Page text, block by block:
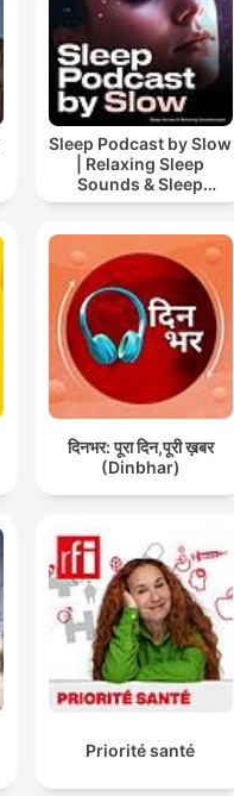
Sleep Podcast by Slow
| Relaxing Sleep
Sounds & Sleep
Stories | Nature Sound
दिनभर: पूरा दिन,पूरी ख़बर
(Dinbhar)
Priorité santé